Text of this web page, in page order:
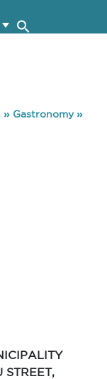
» Gastronomy»
STREET,